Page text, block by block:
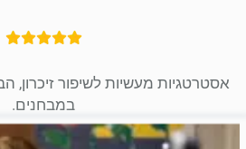
אסטרטגיות מעשיות לשיפור זיכרון,
במבחנים.